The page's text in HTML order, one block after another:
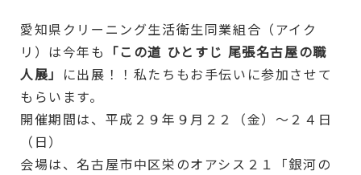
愛知県クリーニング生活衛生同業組合（アイク
リ）は今年も 「この道 ひとすじ 尾張名古屋の職
人展」 に出展！！私たちもお手伝いに参加させて
もらいます。
開催期間は、平成２９年９月２２（金）〜２４日
（日）
会場は、名古屋市中区栄のオアシス２１「銀河の